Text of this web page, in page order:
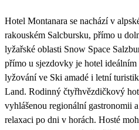
31
8 280
Hotel Montanara se nachází v
rakouském Salcbursku, přímo u
lyžařské oblasti Snow Space
přímo u sjezdovky je hotel
lyžování ve Ski amadé i letní
Land. Rodinný čtyřhvězdičkový
vyhlášenou regionální gastronomii
relaxaci po dni v horách. Hosté